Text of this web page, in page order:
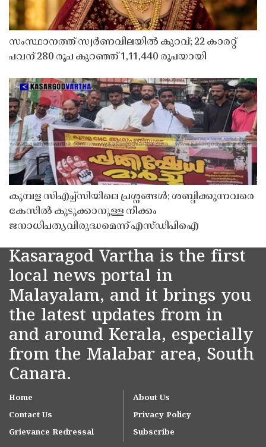
സംസ്ഥാനത്ത് സ്വർണവിലയിൽ കുറവ്; 22 കാരറ്റ്
പവന് 280 രൂപ കുറഞ്ഞ് 1,11,440 രൂപയായി
കുമ്പള സിഎച്ച്സിയിലെ പ്രശ്നങ്ങൾ; ശബ്ദിക്കുന്നവരെ
കേസിൽ കുടുക്കാനുള്ള നീക്കം
ജനാധിപത്യവിരുദ്ധമെന്ന് എസ്ഡിപിഐ
Kasaragod Vartha is the first
local news portal in
Malayalam, and it brings you
the latest updates from in
and around Kerala, especially
from the Malabar area, South
Canara.
Home
About Us
Contact Us
Privacy Policy
Grievance Redressal
Subscribe